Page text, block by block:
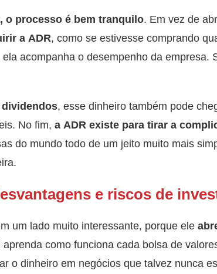
o processo é bem tranquilo. Em vez de
a ADR, como se estivesse comprando
acompanha o desempenho da empresa.
dividendos, esse dinheiro também pode
No fim, a ADR existe para tirar a
do mundo todo de um jeito muito mais
e riscos de
um lado muito interessante, porque ele
como funciona cada bolsa de
o dinheiro em negócios que talvez nunca